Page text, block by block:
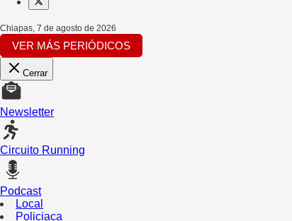
Chiapas, 7 de agosto de 2026
VER MÁS PERIÓDICOS
Cerrar
Newsletter
Circuito Running
Podcast
Local
Policiaca